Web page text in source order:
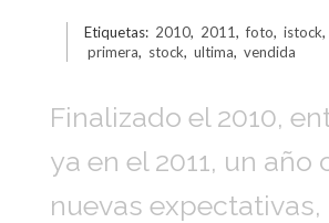
Etiquetas: 2010, 2011, foto, istock,
primera, stock, ultima, vendida
Finalizado el 2010,
ya en el 2011, un año
nuevas expectativas,